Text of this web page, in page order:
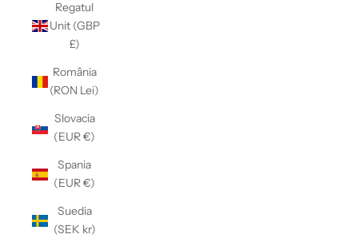
Regatul
Unit (GBP
£)
România
(RON Lei)
Slovacia
(EUR €)
Spania
(EUR €)
Suedia
(SEK kr)